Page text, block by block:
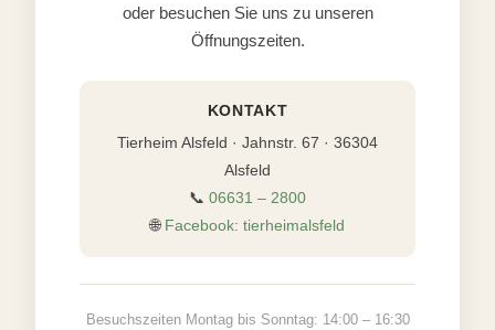
oder besuchen Sie uns zu unseren
Öffnungszeiten.
KONTAKT
Tierheim Alsfeld · Jahnstr. 67 · 36304
Alsfeld
📞 06631 – 2800
🌐 Facebook: tierheimalsfeld
Besuchszeiten Montag bis Sonntag: 14:00 – 16:30